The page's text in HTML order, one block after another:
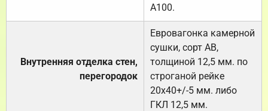
А100.
Внутренняя отделка стен,
перегородок
Евровагонка камерной
сушки, сорт АВ,
толщиной 12,5 мм. по
строганой рейке
20х40+/-5 мм. либо
ГКЛ 12,5 мм.